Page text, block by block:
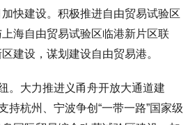
快建设。积极推进自由贸易试验区
海自由贸易试验区临港新片区联
建设，谋划建设自由贸易港。
。大力推进义甬舟开放大通道建
持杭州、宁波争创“一带一路”国家级